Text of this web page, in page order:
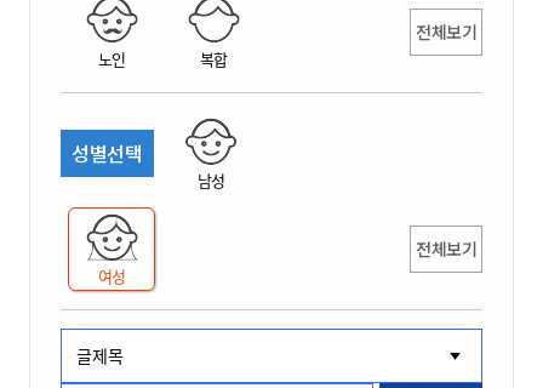
노인 복합
전체보기
성별선택
남성
여성
전체보기